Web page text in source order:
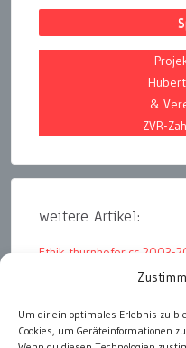
Um dir ein optimales Erlebnis zu
Cookies, um Geräteinformationen
&
ZVR-
weitere Artikel:
Ethik thurnhofer.cc 2003-
Wirtschaftsethik 2018
Wirtschaftsethik 2015 –